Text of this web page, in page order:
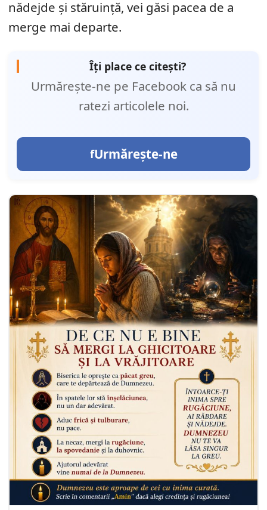
nădejde și stăruință, vei găsi pacea de a
merge mai departe.
Îți place ce citești?
Urmărește-ne pe Facebook ca să nu
ratezi articolele noi.
Urmărește-ne